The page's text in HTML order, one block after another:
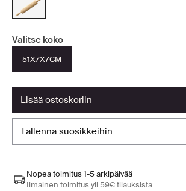
Valitse koko
51X7X7CM
lisää ostoskoriin
tallenna suosikkeihin
Nopea toimitus 1-5 arkipäivää
Ilmainen toimitus yli 59€ tilauksista